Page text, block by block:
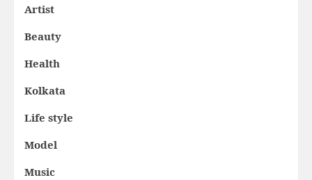
Artist
Beauty
Health
Kolkata
Life style
Model
Music